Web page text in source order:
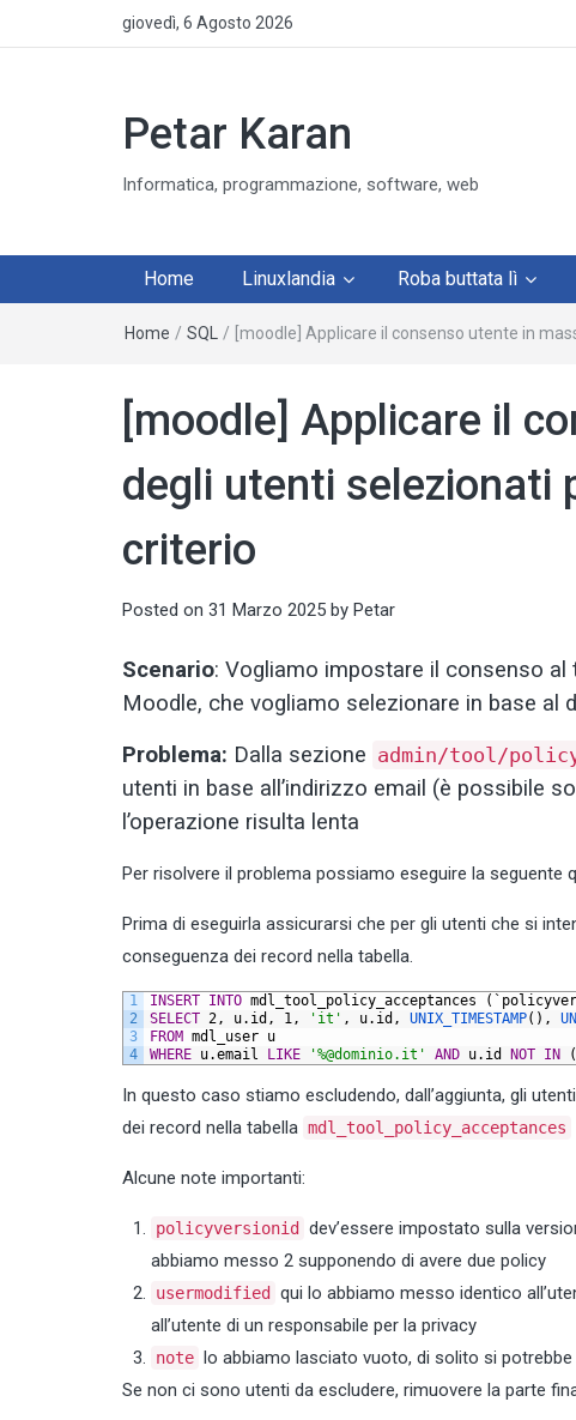
giovedì, 6 Agosto 2026
Petar Karan
Informatica, programmazione, software, web
Home Linuxlandia Roba buttata lì
Home / SQL / [moodle] Applicare il consenso utente in
[moodle] Applicare il
degli utenti selezionati
criterio
Posted on 31 Marzo 2025 by Petar
Scenario: Vogliamo impostare il consenso
Moodle, che vogliamo selezionare in base al
Problema: Dalla sezione admin/tool/
utenti in base all’indirizzo email (è possibile
l’operazione risulta lenta
Per risolvere il problema possiamo eseguire la seguente
Prima di eseguirla assicurarsi che per gli utenti che si
conseguenza dei record nella tabella.
1
2
3
4
INSERT INTO mdl_tool_policy_acceptances
SELECT 2, u.id, 1, 'it' , u.id, UNIX_TIMESTAMP(),
FROM mdl_user u
WHERE u.email LIKE '%@dominio.it' AND u.id NOT IN
In questo caso stiamo escludendo, dall’aggiunta, gli
dei record nella tabella mdl_tool_policy_acceptances
Alcune note importanti:
policyversionid dev’essere impostato sulla
abbiamo messo 2 supponendo di avere due policy
usermodified qui lo abbiamo messo identico
all’utente di un responsabile per la privacy
note lo abbiamo lasciato vuoto, di solito si
Se non ci sono utenti da escludere, rimuovere la parte